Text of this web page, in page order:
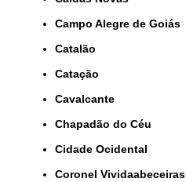
Campo Alegre de Goiás
Catalão
Catação
Cavalcante
Chapadão do Céu
Cidade Ocidental
Coronel Vividaabeceiras